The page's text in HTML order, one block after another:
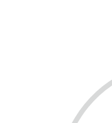
ausverkauft